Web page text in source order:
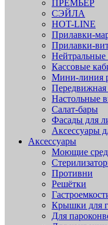
ПРЕМЬЕР
СЭЙЛА
HOT-LINE
Прилавки-
Прилавки-
Нейтральные
Кассовые
Мини-линия
Настольные
Салат-бары
Фасады для
Аксессуары
Аксессуары
Моющие
Противни
Решётки
Крышки для
Для